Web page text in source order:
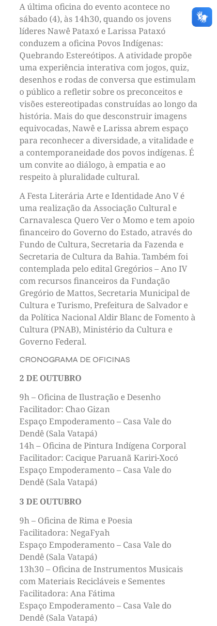
A última oficina do evento acontece no
sábado (4), às 14h30, quando os jovens
líderes Nawê Pataxó e Larissa Pataxó
conduzem a oficina Povos Indígenas:
Quebrando Estereótipos. A atividade propõe
uma experiência interativa com jogos, quiz,
desenhos e rodas de conversa que estimulam
o público a refletir sobre os preconceitos e
visões estereotipadas construídas ao longo da
história. Mais do que desconstruir imagens
equivocadas, Nawê e Larissa abrem espaço
para reconhecer a diversidade, a vitalidade e
a contemporaneidade dos povos indígenas. É
um convite ao diálogo, à empatia e ao
respeito à pluralidade cultural.
A Festa Literária Arte e Identidade Ano V é
uma realização da Associação Cultural e
Carnavalesca Quero Ver o Momo e tem apoio
financeiro do Governo do Estado, através do
Fundo de Cultura, Secretaria da Fazenda e
Secretaria de Cultura da Bahia. Também foi
contemplada pelo edital Gregórios – Ano IV
com recursos financeiros da Fundação
Gregório de Mattos, Secretaria Municipal de
Cultura e Turismo, Prefeitura de Salvador e
da Política Nacional Aldir Blanc de Fomento à
Cultura (PNAB), Ministério da Cultura e
Governo Federal.
CRONOGRAMA DE OFICINAS
2 DE OUTUBRO
9h – Oficina de Ilustração e Desenho
Facilitador: Chao Gizan
Espaço Empoderamento – Casa Vale do
Dendê (Sala Vatapá)
14h – Oficina de Pintura Indígena Corporal
Facilitador: Cacique Paruanã Kariri-Xocó
Espaço Empoderamento – Casa Vale do
Dendê (Sala Vatapá)
3 DE OUTUBRO
9h – Oficina de Rima e Poesia
Facilitadora: NegaFyah
Espaço Empoderamento – Casa Vale do
Dendê (Sala Vatapá)
13h30 – Oficina de Instrumentos Musicais
com Materiais Recicláveis e Sementes
Facilitadora: Ana Fátima
Espaço Empoderamento – Casa Vale do
Dendê (Sala Vatapá)